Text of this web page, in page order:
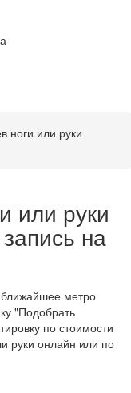
ноги или руки
или руки
на
метро
"Подобрать
по стоимости
руки онлайн или по